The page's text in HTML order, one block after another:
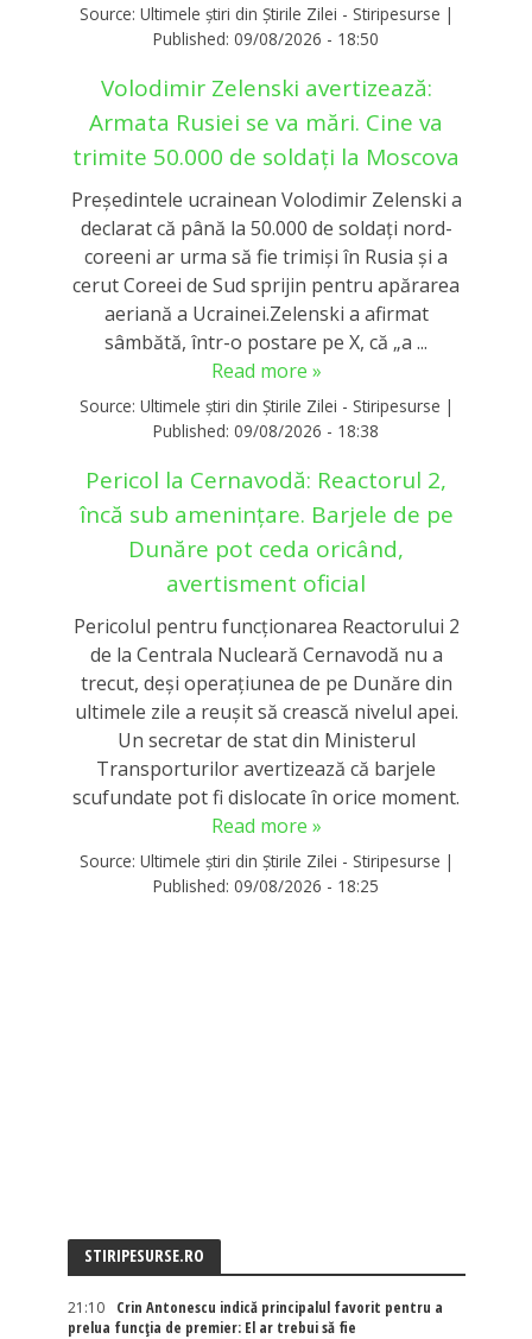
Source: Ultimele știri din Știrile Zilei - Stiripesurse |
Published: 09/08/2026 - 18:50
Volodimir Zelenski avertizează:
Armata Rusiei se va mări. Cine va
trimite 50.000 de soldați la Moscova
Președintele ucrainean Volodimir Zelenski a
declarat că până la 50.000 de soldați nord-
coreeni ar urma să fie trimiși în Rusia și a
cerut Coreei de Sud sprijin pentru apărarea
aeriană a Ucrainei.Zelenski a afirmat
sâmbătă, într-o postare pe X, că „a ...
Read more »
Source: Ultimele știri din Știrile Zilei - Stiripesurse |
Published: 09/08/2026 - 18:38
Pericol la Cernavodă: Reactorul 2,
încă sub amenințare. Barjele de pe
Dunăre pot ceda oricând,
avertisment oficial
Pericolul pentru funcționarea Reactorului 2
de la Centrala Nucleară Cernavodă nu a
trecut, deși operațiunea de pe Dunăre din
ultimele zile a reușit să crească nivelul apei.
Un secretar de stat din Ministerul
Transporturilor avertizează că barjele
scufundate pot fi dislocate în orice moment.
Read more »
Source: Ultimele știri din Știrile Zilei - Stiripesurse |
Published: 09/08/2026 - 18:25
STIRIPESURSE.RO
21:10
Crin Antonescu indică principalul favorit pentru a
prelua funcția de premier: El ar trebui să fie